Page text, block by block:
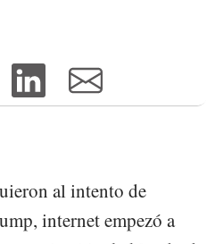
al intento de
internet empezó a